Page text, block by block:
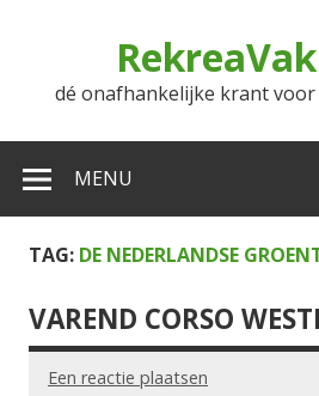
dé onafhankelijke krant
MENU
TAG: DE NEDERLANDSE
VAREND CORSO
Een reactie plaatsen